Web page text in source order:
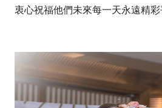
衷心祝福他們未來每一天永遠精